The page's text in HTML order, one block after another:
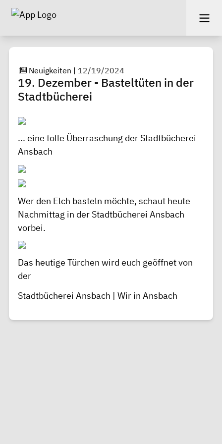
Neuigkeiten | 12/19/2024
19. Dezember - Basteltüten in der
Stadtbücherei
... eine tolle Überraschung der Stadtbücherei
Ansbach
Wer den Elch basteln möchte, schaut heute
Nachmittag in der Stadtbücherei Ansbach
vorbei.
Das heutige Türchen wird euch geöffnet von
der
Stadtbücherei Ansbach | Wir in Ansbach